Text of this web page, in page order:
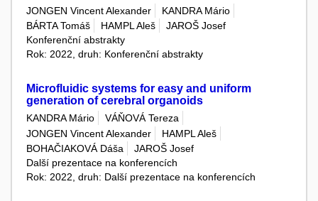
JONGEN Vincent Alexander
KANDRA Mário
BÁRTA Tomáš
HAMPL Aleš
JAROŠ Josef
Konferenční abstrakty
Rok: 2022, druh: Konferenční abstrakty
Microfluidic systems for easy and uniform
generation of cerebral organoids
KANDRA Mário
VÁŇOVÁ Tereza
JONGEN Vincent Alexander
HAMPL Aleš
BOHAČIAKOVÁ Dáša
JAROŠ Josef
Další prezentace na konferencích
Rok: 2022, druh: Další prezentace na konferencích